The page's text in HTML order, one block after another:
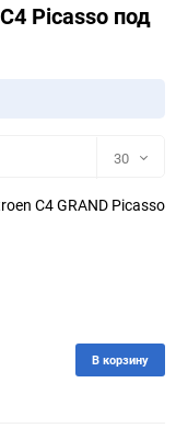
Picasso под
30
30
150
C4 GRAND Picasso
В корзину